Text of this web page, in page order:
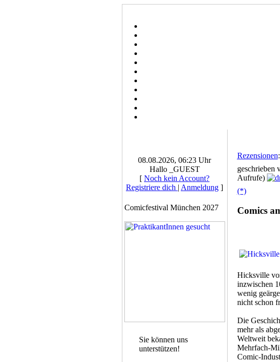
08.08.2026, 06:23 Uhr
Hallo _GUEST
[ Noch kein Account?
Registriere dich | Anmeldung ]
Comicfestival München 2027
Sie können uns
unterstützen!
Rezensionen:
geschrieben
Aufrufe)
(*)
Comics
Hicksville
inzwischen
wenig
nicht schon
Die
mehr als
Weltweit
Mehrfach-
Comic-